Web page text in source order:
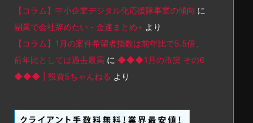
【コラム】中小企業デジタル化応援隊事業の傾向 に
副業で会社辞めたい - 金速まとめ+ より
【コラム】1月の案件希望者指数は前年比で5.5倍、
前年比としては過去最高 に ◆◆◆1月の市況 その6
◆◆◆ | 投資5ちゃんねる より